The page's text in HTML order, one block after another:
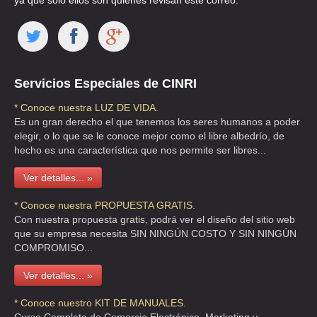
Servicios Especiales de CINRI
* Conoce nuestra LUZ DE VIDA.
Es un gran derecho el que tenemos los seres humanos a poder
elegir, o lo que se le conoce mejor como el libre albedrío, de
hecho es una característica que nos permite ser libres...
Ver detalles... »
* Conoce nuestra PROPUESTA GRATIS.
Con nuestra propuesta gratis, podrá ver el diseño del sitio web
que su empresa necesita SIN NINGÚN COSTO Y SIN NINGÚN
COMPROMISO...
Ver detalles... »
* Conoce nuestro KIT DE MANUALES.